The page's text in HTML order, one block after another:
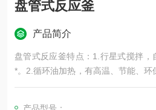
盘管式反应釜
产品简介
盘管式反应釜特点：1.行星式搅拌，
*。2.循环油加热，有高温、节能、环
机械密封，压力高、密封可靠无泄